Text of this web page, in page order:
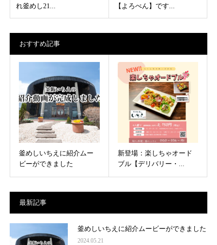
れ釜めし21...
【よろべん】です...
おすすめ記事
釜めしいちえに紹介ムー
ビーができました
新登場：楽しちゃオード
ブル【デリバリー・...
最新記事
釜めしいちえに紹介ムービーができました
2024.05.21